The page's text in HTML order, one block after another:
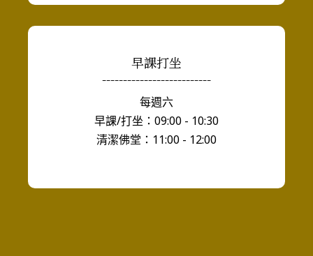
早課打坐
--------------------------
每週六
早課/打坐：09:00 - 10:30
清潔佛堂：11:00 - 12:00